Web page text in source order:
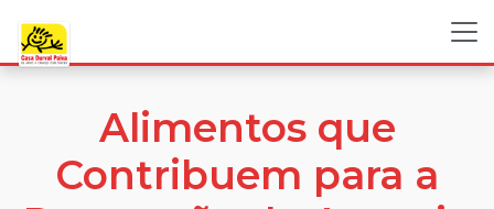
Alimentos que
Contribuem para a